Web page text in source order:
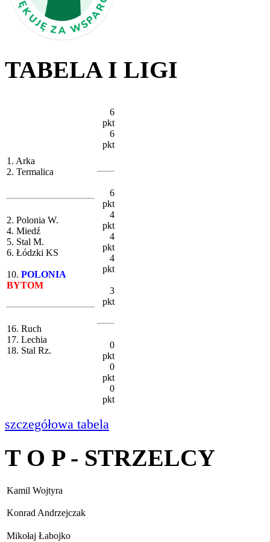
TABELA I LIGI
1. Arka
2. Termalica
2. Polonia W.
4. Miedź
5. Stal M.
6. Łódzki KS
10. POLONIA
BYTOM
16. Ruch
17. Lechia
18. Stal Rz.
6
pkt
6
pkt
6
pkt
4
pkt
4
pkt
4
pkt
3
pkt
0
pkt
0
pkt
0
pkt
szczegółowa tabela
T O P - STRZELCY
Kamil Wojtyra
Konrad Andrzejczak
Mikołaj Łabojko